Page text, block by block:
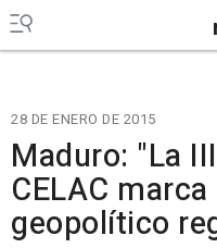
28 DE ENERO DE 2015
Maduro: "La
CELAC
geopolítico